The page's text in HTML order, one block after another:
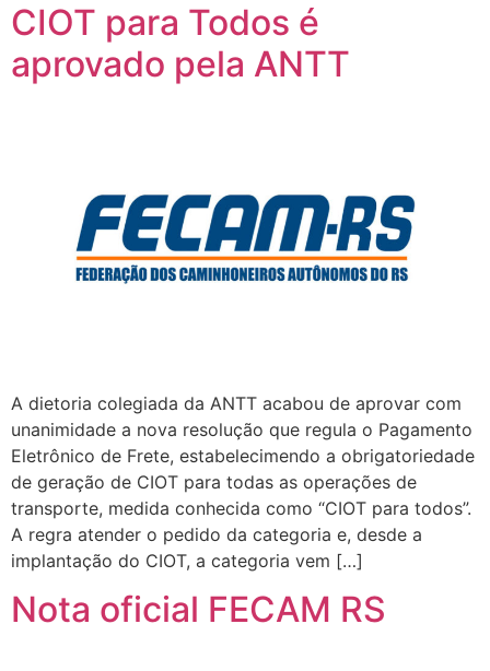
CIOT para Todos é
aprovado pela ANTT
A dietoria colegiada da ANTT acabou de aprovar com
unanimidade a nova resolução que regula o Pagamento
Eletrônico de Frete, estabelecimendo a obrigatoriedade
de geração de CIOT para todas as operações de
transporte, medida conhecida como “CIOT para todos”.
A regra atender o pedido da categoria e, desde a
implantação do CIOT, a categoria vem […]
Nota oficial FECAM RS